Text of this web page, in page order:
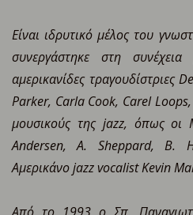
Είναι ιδρυτικό μέλος του
συνεργάστηκε στη συνέ
αμερικανίδες τραγουδίστριες
Parker, Carla Cook, Carel
μουσικούς της jazz, όπως οι
Andersen, A. Sheppard, B.
Αμερικάνο jazz vocalist Kevin